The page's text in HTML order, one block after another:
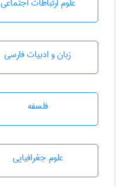
زبان و ادبيات فارسی
فلسفه
علوم جغرافيايی